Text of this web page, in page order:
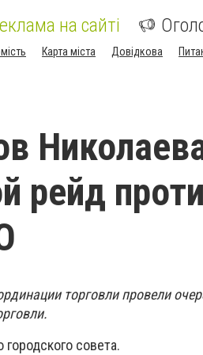
на сайті
Карта міста Довідкова
рейд
торговли провели
совета.